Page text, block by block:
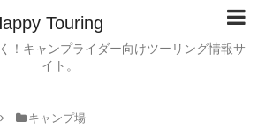
Touring
！キャンプライダー向けツーリング情報サ
イト。
キャンプ場